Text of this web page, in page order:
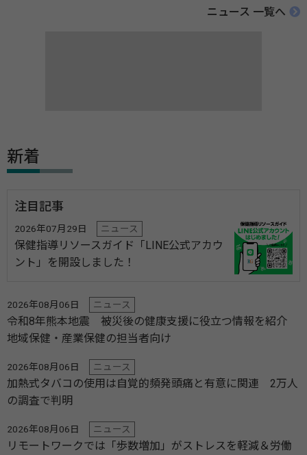
ニュース 一覧へ
新着
注目記事
2026年07月29日 ニュース
保健指導リソースガイド「LINE公式アカウ
ント」を開設しました！
2026年08月06日 ニュース
令和8年熊本地震 被災後の健康支援に役立つ情報を紹介
地域保健・産業保健の担当者向け
2026年08月06日 ニュース
加熱式タバコの使用は自覚的頻発頭痛と有意に関連 2万人
の調査で判明
2026年08月06日 ニュース
リモートワークでは「歩数増加」がストレスを軽減＆労働